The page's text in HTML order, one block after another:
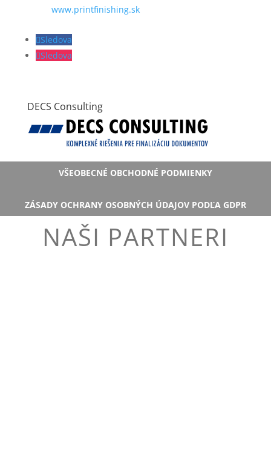
www.printfinishing.sk
Sledova
Sledova
DECS Consulting
VŠEOBECNÉ OBCHODNÉ PODMIENKY
ZÁSADY OCHRANY OSOBNÝCH ÚDAJOV PODĽA GDPR
NAŠI PARTNERI